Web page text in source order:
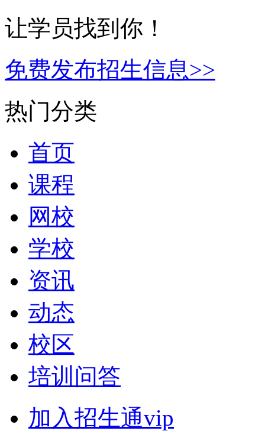
让学员找到你！
免费发布招生信息>>
热门分类
首页
课程
网校
学校
资讯
动态
校区
培训问答
加入招生通vip